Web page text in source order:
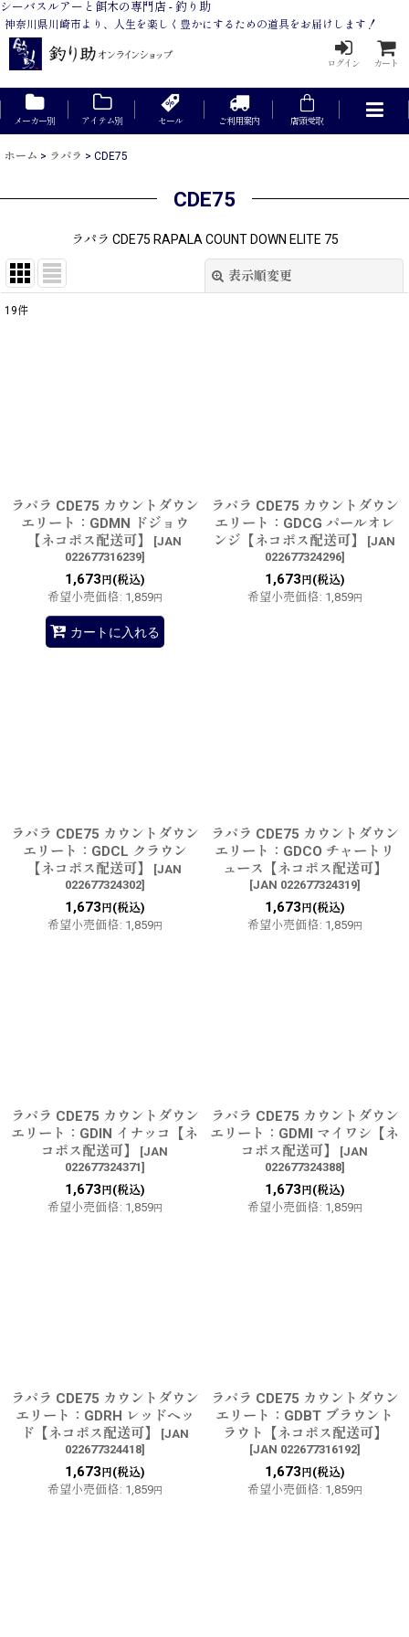
シーバスルアーと餌木の専門店 - 釣り助
神奈川県川崎市より、人生を楽しく豊かにするための道具をお届けします！
ログイン カート
メーカー別 アイテム別 セール ご利用案内 店頭受取
ホーム > ラパラ > CDE75
CDE75
ラパラ CDE75 RAPALA COUNT DOWN ELITE 75
表示順変更
19件
ラパラ CDE75 カウントダウン
エリート：GDMN ドジョウ
【ネコポス配送可】
[JAN
022677316239]
1,673 円(税込)
希望小売価格: 1,859円
カートに入れる
ラパラ CDE75 カウントダウン
エリート：GDCG パールオレ
ンジ【ネコポス配送可】
[JAN
022677324296]
1,673 円(税込)
希望小売価格: 1,859円
ラパラ CDE75 カウントダウン
エリート：GDCL クラウン
【ネコポス配送可】
[JAN
022677324302]
1,673 円(税込)
希望小売価格: 1,859円
ラパラ CDE75 カウントダウン
エリート：GDCO チャートリ
ュース【ネコポス配送可】
[JAN 022677324319]
1,673 円(税込)
希望小売価格: 1,859円
ラパラ CDE75 カウントダウン
エリート：GDIN イナッコ【ネ
コポス配送可】
[JAN
022677324371]
1,673 円(税込)
希望小売価格: 1,859円
ラパラ CDE75 カウントダウン
エリート：GDMI マイワシ【ネ
コポス配送可】
[JAN
022677324388]
1,673 円(税込)
希望小売価格: 1,859円
ラパラ CDE75 カウントダウン
エリート：GDRH レッドヘッ
ド【ネコポス配送可】
[JAN
022677324418]
1,673 円(税込)
希望小売価格: 1,859円
ラパラ CDE75 カウントダウン
エリート：GDBT ブラウント
ラウト【ネコポス配送可】
[JAN 022677316192]
1,673 円(税込)
希望小売価格: 1,859円